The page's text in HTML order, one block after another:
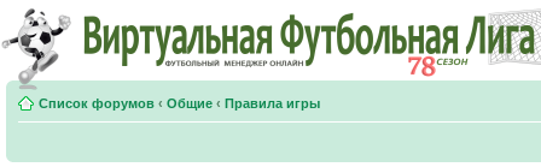
Список форумов ‹ Общие ‹ Правила игры